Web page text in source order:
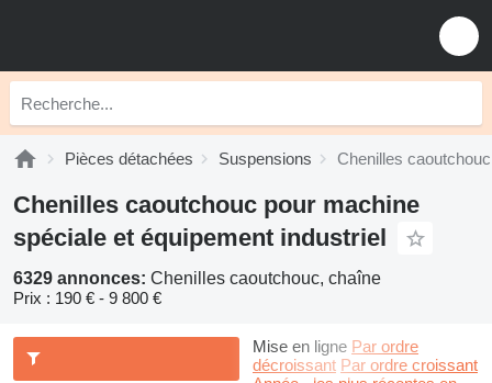
Pièces détachées Suspensions Chenilles caoutchouc
Chenilles caoutchouc pour machine
spéciale et équipement industriel
6329 annonces: Chenilles caoutchouc, chaîne
Prix : 190 € - 9 800 €
Mise en ligne Par ordre
décroissant Par ordre croissant